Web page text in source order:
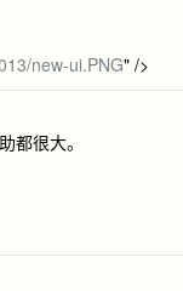
new-ui.PNG" />
都很大。